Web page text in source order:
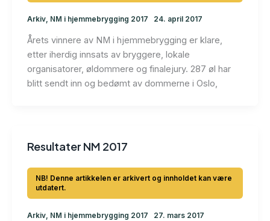
Arkiv, NM i hjemmebrygging 2017 24. april 2017
Årets vinnere av NM i hjemmebrygging er klare,
etter iherdig innsats av bryggere, lokale
organisatorer, øldommere og finalejury. 287 øl har
blitt sendt inn og bedømt av dommerne i Oslo,
Resultater NM 2017
Arkiv, NM i hjemmebrygging 2017 27. mars 2017